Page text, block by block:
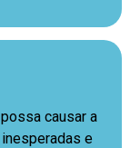
causar a
e